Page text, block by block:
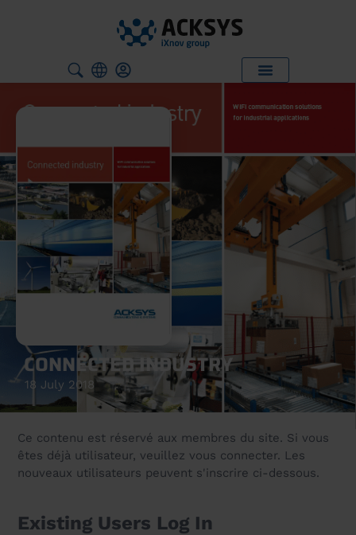
CONNECTED INDUSTRY
18 July 2018
Ce contenu est réservé aux membres du site. Si vous
êtes déjà utilisateur, veuillez vous connecter. Les
nouveaux utilisateurs peuvent s'inscrire ci-dessous.
Existing Users Log In